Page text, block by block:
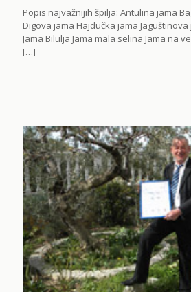
Popis najvažnijih špilja: Antulina jama
Digova jama Hajdučka jama Jaguštinova
Jama Bilulja Jama mala selina Jama na
[…]